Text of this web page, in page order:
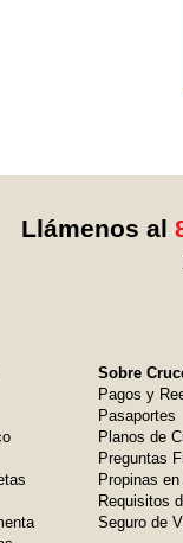
Llámenos al
Sobre
Pagos y
Pasaportes
Planos de
Preguntas
Propinas
Requisitos
Seguro de